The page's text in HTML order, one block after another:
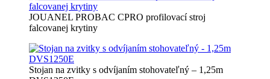
JOUANEL PROBAC CPRO profilovací stroj
falcovanej krytiny
Stojan na zvitky s odvíjaním stohovateľný – 1,25m